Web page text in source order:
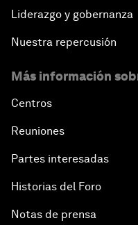
Liderazgo y gobernanza
Nuestra repercusión
Más información
Centros
Reuniones
Partes interesadas
Historias del Foro
Notas de prensa